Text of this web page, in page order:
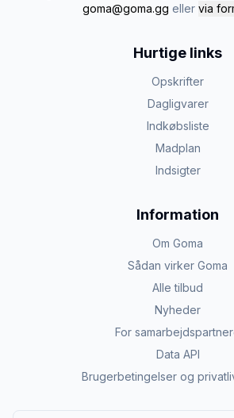
goma@goma.gg eller via
Hurtige links
Opskrifter
Dagligvarer
Indkøbsliste
Madplan
Indsigter
Information
Om Goma
Sådan virker Goma
Alle tilbud
Nyheder
For
Data API
Brugerbetingelser og